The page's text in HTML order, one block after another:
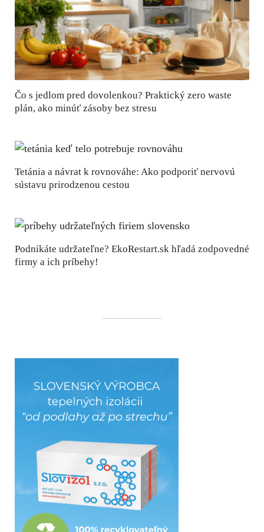
Čo s jedlom pred dovolenkou? Praktický zero waste
plán, ako minúť zásoby bez stresu
Tetánia a návrat k rovnováhe: Ako podporiť nervovú
sústavu prirodzenou cestou
Podnikáte udržateľne? EkoRestart.sk hľadá zodpovedné
firmy a ich príbehy!